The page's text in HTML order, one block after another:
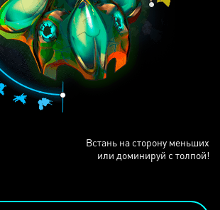
Встань на сторону меньших
или доминируй с толпой!